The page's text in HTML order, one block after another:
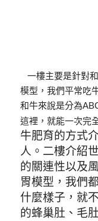
一樓主要是針對
模型，我們平常吃
和牛來說是分為
這裡，就能一次完
牛肥育的方式
人。二樓介紹
的關連性以及
胃模型，我們
什麼樣子，就
的蜂巢肚、毛